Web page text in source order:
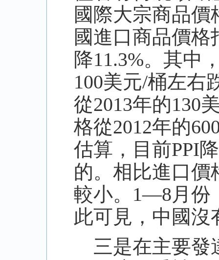
國際大宗商品
國進口商品價
降11.3%。其中
100美元/桶左右
從2013年的130
格從2012年的
估算，目前PPI
的。相比進口價
較小。1—8月份
此可見，中國沒
三是在主要發